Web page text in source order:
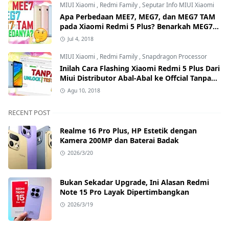
MIUI Xiaomi , Redmi Family ,Seputar Info MIUI Xiaomi
Apa Perbedaan MEE7, MEG7, dan MEG7 TAM
pada Xiaomi Redmi 5 Plus? Benarkah MEG7
TAM Tidak Bisa Unlock Bootloader?
Jul 4, 2018
MIUI Xiaomi , Redmi Family ,Snapdragon Processor
Inilah Cara Flashing Xiaomi Redmi 5 Plus Dari
Miui Distributor Abal-Abal ke Offcial Tanpa
Test Point dan Tanpa Unlock Bootloader
Agu 10, 2018
RECENT POST
Realme 16 Pro Plus, HP Estetik dengan
Kamera 200MP dan Baterai Badak
2026/3/20
Bukan Sekadar Upgrade, Ini Alasan Redmi
Note 15 Pro Layak Dipertimbangkan
2026/3/19